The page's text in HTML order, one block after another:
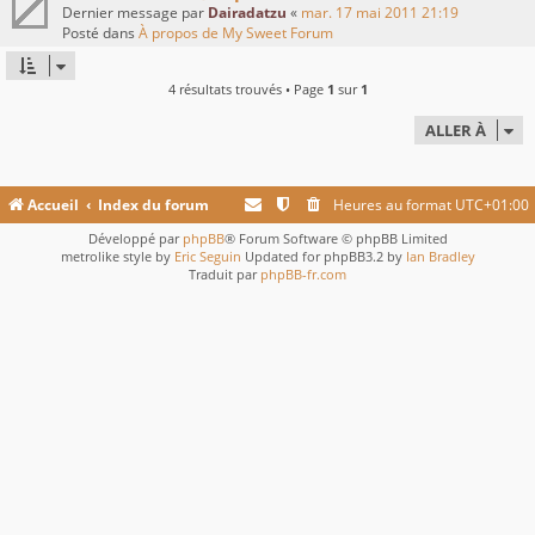
Dernier message par Dairadatzu « mar. 17 mai 2011 21:19
Posté dans À propos de My Sweet Forum
4 résultats trouvés • Page 1 sur 1
ALLER À
Accueil Index du forum Heures au format UTC+01:00
Développé par phpBB® Forum Software © phpBB Limited
metrolike style by Eric Seguin Updated for phpBB3.2 by Ian Bradley
Traduit par phpBB-fr.com